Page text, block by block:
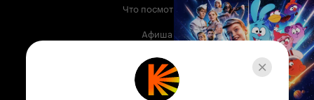
Что посмотреть
Афиша
Музыка
Телепрограмма